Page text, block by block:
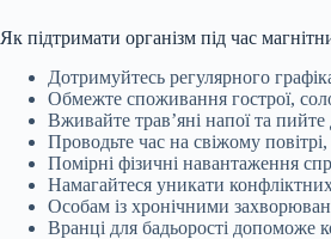
Як підтримати організм під час
Дотримуйтесь регулярного
Обмежте споживання гострої,
Вживайте трав’яні напої та
Проводьте час на свіжому
Помірні фізичні навантаження
Намагайтеся уникати
Особам із хронічними
Вранці для бадьорості допоможе